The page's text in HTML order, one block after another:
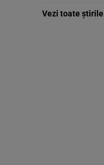
Vezi toate știrile